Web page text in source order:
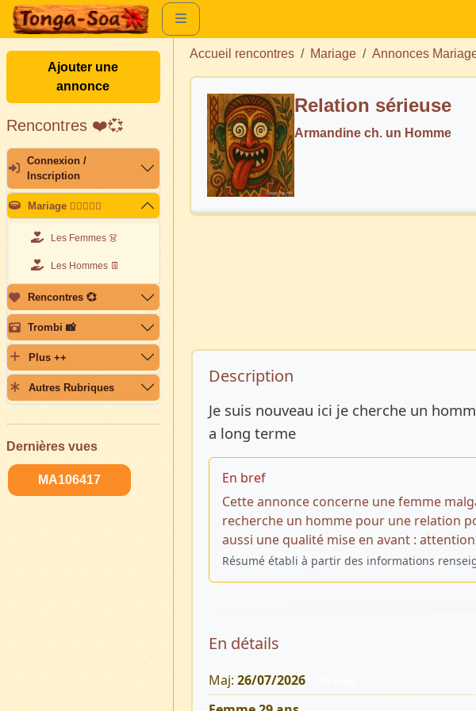
Ajouter une
annonce
Rencontres ❤️💞
Connexion /
Inscription
Mariage 👩🏽‍❤️‍👨🏽
Les Femmes 👗
Les Hommes 👖
Rencontres 💞
Trombi 📸
Plus ++
Autres Rubriques
Dernières vues
MA106417
Accueil rencontres Mariage Annonces
Relation sérieuse
Armandine ch. un Homme
Description de
Description
Je suis nouveau ici je cherche un
a long terme
En bref
Cette annonce concerne une femme
recherche un homme pour une relation
aussi une qualité mise en avant :
Résumé établi à partir des informations
En détails
Maj: 26/07/2026